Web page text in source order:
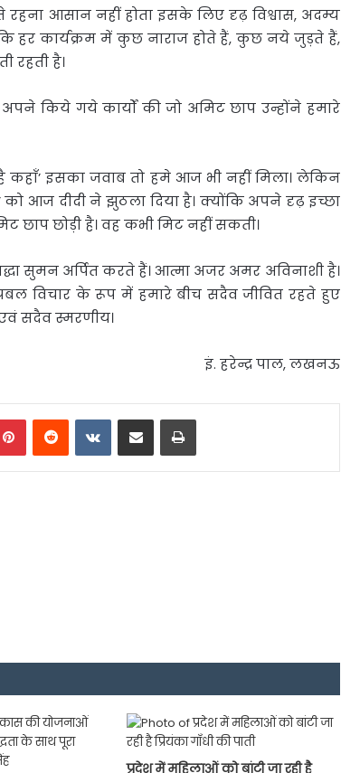
रहना आसान नहीं होता इसके लिए दृढ़ विश्वास, अदम्य
हर कार्यक्रम में कुछ नाराज होते हैं, कुछ नये जुड़ते हैं,
रहती है।
किये गये कार्यों की जो अमिट छाप उन्होंने हमारे
इसका जवाब तो हमे आज भी नहीं मिला। लेकिन
आज दीदी ने झुठला दिया है। क्योंकि अपने दृढ़ इच्छा
छाप छोड़ी है। वह कभी मिट नहीं सकती।
सुमन अर्पित करते हैं। आत्मा अजर अमर अविनाशी है।
विचार के रूप में हमारे बीच सदैव जीवित रहते हुए
एवं सदैव स्मरणीय।
इं. हरेन्द्र पाल, लखनऊ
PinterestReddit VKontakte
Share via Email Print
प्रदेश में महिलाओं को बांटी जा रही है